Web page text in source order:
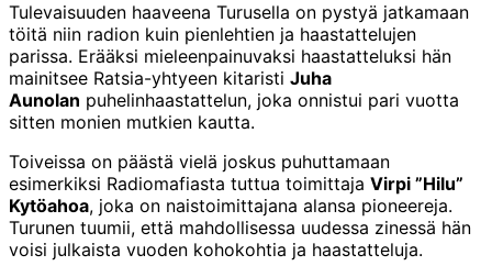
Tulevaisuuden haaveena Turusella on pystyä jatkamaan
töitä niin radion kuin pienlehtien ja haastattelujen
parissa. Erääksi mieleenpainuvaksi haastatteluksi hän
mainitsee Ratsia-yhtyeen kitaristi Juha
Aunolan puhelinhaastattelun, joka onnistui pari vuotta
sitten monien mutkien kautta.
Toiveissa on päästä vielä joskus puhuttamaan
esimerkiksi Radiomafiasta tuttua toimittaja Virpi ”Hilu”
Kytöahoa, joka on naistoimittajana alansa pioneereja.
Turunen tuumii, että mahdollisessa uudessa zinessä hän
voisi julkaista vuoden kohokohtia ja haastatteluja.